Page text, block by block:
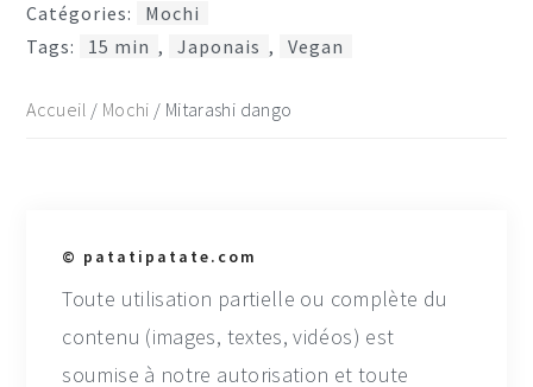
Catégories:
Mochi
Tags:
15 min , Japonais , Vegan
Accueil / Mochi / Mitarashi dango
© patatipatate.com
Toute utilisation partielle ou complète du
contenu (images, textes, vidéos) est
soumise à notre autorisation et toute